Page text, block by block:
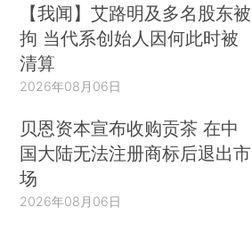
【我闻】艾路明及多名股东被
拘 当代系创始人因何此时被
清算
2026年08月06日
贝恩资本宣布收购贡茶 在中
国大陆无法注册商标后退出市
场
2026年08月06日